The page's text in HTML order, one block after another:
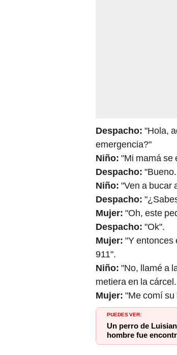
Despacho: "Hola,
emergencia?"
Niño: "Mi mamá se
Despacho:
Niño: "Ven a bucar
Despacho:
Mujer: "Oh, este
Despacho: "Ok".
Mujer: "Y entonces
911".
Niño: "No, llamé a
metiera en la
Mujer: "Me comí su
PUEDES VER:
Un perro de
hombre fue